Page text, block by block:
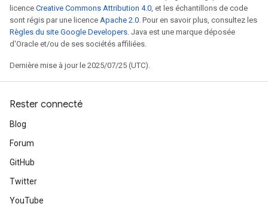
licence Creative Commons Attribution 4.0, et les échantillons de code
sont régis par une licence Apache 2.0. Pour en savoir plus, consultez les
Règles du site Google Developers. Java est une marque déposée
d'Oracle et/ou de ses sociétés affiliées.
Dernière mise à jour le 2025/07/25 (UTC).
Rester connecté
Blog
Forum
GitHub
Twitter
YouTube